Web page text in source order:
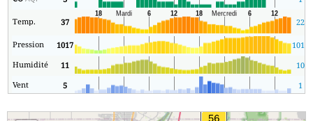
Temp. 37 22
Pression 1017 1014
Humidité
11
10
Vent
5 1